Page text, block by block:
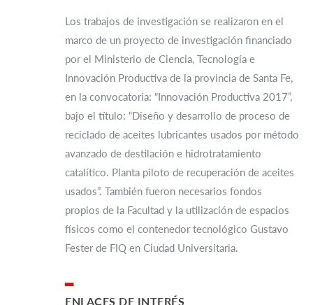
Los trabajos de investigación se realizaron en el
marco de un proyecto de investigación financiado
por el Ministerio de Ciencia, Tecnología e
Innovación Productiva de la provincia de Santa Fe,
en la convocatoria: “Innovación Productiva 2017”,
bajo el título: “Diseño y desarrollo de proceso de
reciclado de aceites lubricantes usados por método
avanzado de destilación e hidrotratamiento
catalítico. Planta piloto de recuperación de aceites
usados”. También fueron necesarios fondos
propios de la Facultad y la utilización de espacios
físicos como el contenedor tecnológico Gustavo
Fester de FIQ en Ciudad Universitaria.
ENLACES DE INTERÉS